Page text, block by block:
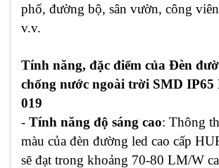
phố, đường bộ, sân vườn, công
v.v.
Tính năng, đặc điểm của Đèn
chống nước ngoài trời SMD
019
- Tính năng độ sáng cao: Thông
màu của đèn đường led cao cấp
sẽ đạt trong khoảng 70-80 LM/W